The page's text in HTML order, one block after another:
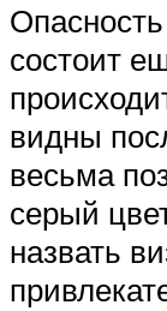
состоит
видны
весьма
серый
назвать